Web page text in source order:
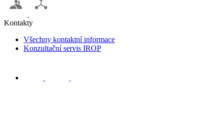
Kontakty
Všechny kontaktní informace
Konzultační servis IROP